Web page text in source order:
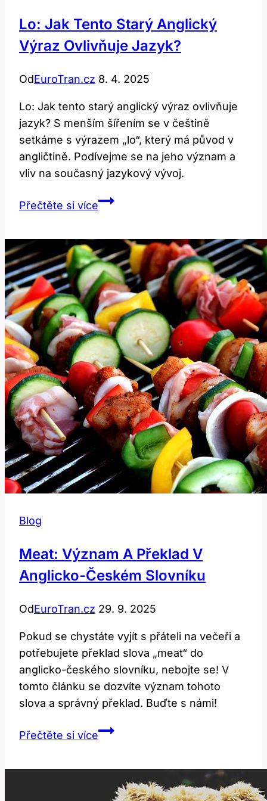
Lo: Jak Tento Starý Anglický
Výraz Ovlivňuje Jazyk?
OdEuroTran.cz 8. 4. 2025
Lo: Jak tento starý anglický výraz ovlivňuje
jazyk? S menším šířením se v češtině
setkáme s výrazem „lo“, který má původ v
angličtině. Podívejme se na jeho význam a
vliv na současný jazykový vývoj.
Přečtěte si víceLo:
Starý
Anglický
Výraz
Ovlivňuje
Jazyk?
Blog
Meat: Význam A Překlad V
Anglicko-Českém Slovníku
OdEuroTran.cz 29. 9. 2025
Pokud se chystáte vyjít s přáteli na večeři a
potřebujete překlad slova „meat“ do
anglicko-českého slovníku, nebojte se! V
tomto článku se dozvíte význam tohoto
slova a správný překlad. Buďte s námi!
Přečtěte si víceMeat:
překlad